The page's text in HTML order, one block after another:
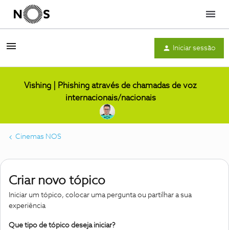
Menu
Iniciar sessão
Vishing | Phishing através de chamadas de voz
internacionais/nacionais
Cinemas NOS
Criar novo tópico
Iniciar um tópico, colocar uma pergunta ou partilhar a sua
experiência
Que tipo de tópico deseja iniciar?